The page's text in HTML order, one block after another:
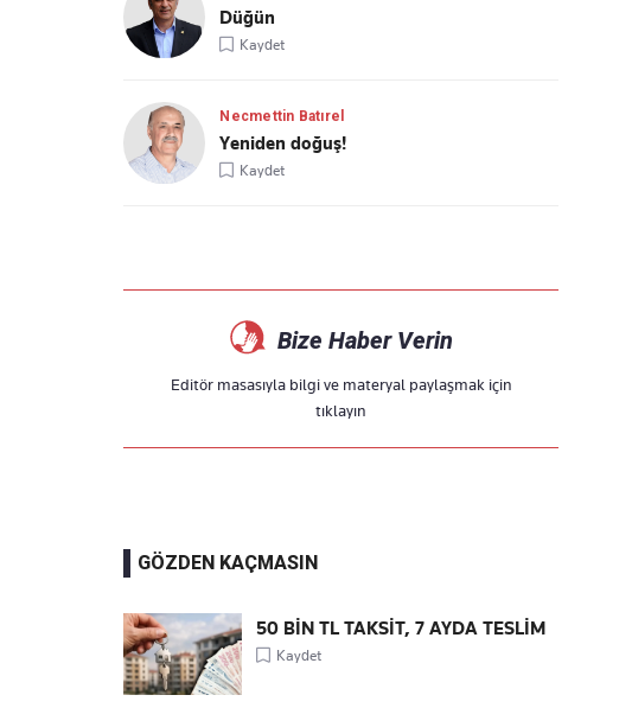
Düğün
Kaydet
Necmettin Batırel
Yeniden doğuş!
Kaydet
Bize Haber Verin
Editör masasıyla bilgi ve materyal paylaşmak için
tıklayın
GÖZDEN KAÇMASIN
50 BİN TL TAKSİT, 7 AYDA TESLİM
Kaydet